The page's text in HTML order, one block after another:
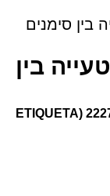
בין סימנים
בין
התנגדות לרישום סימני מסחר 222766 ,222746 (ETIQUETA